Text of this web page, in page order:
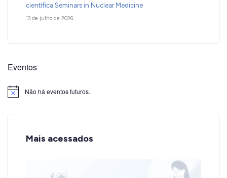
científica Seminars in Nuclear Medicine
13 de julho de 2026
Eventos
Notice Não há eventos futuros.
Mais acessados